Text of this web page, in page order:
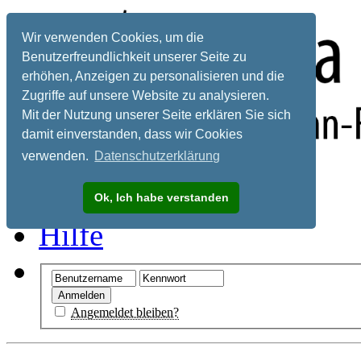
Wir verwenden Cookies, um die
Benutzerfreundlichkeit unserer Seite zu
erhöhen, Anzeigen zu personalisieren und die
Zugriffe auf unsere Website zu analysieren.
Mit der Nutzung unserer Seite erklären Sie sich
damit einverstanden, dass wir Cookies
verwenden. Datenschutzerklärung
Ok, Ich habe verstanden
Registrieren
Hilfe
Angemeldet bleiben?